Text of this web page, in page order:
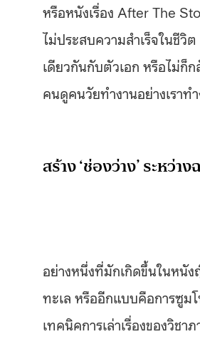
หรือหนังเรื่อง After The
ไม่ประสบความสำเร็จในชีวิ
เดียวกันกับตัวเอก หรือไม่ก็
คนดูคนวัยทำงานอย่างเรา
สร้าง ‘ช่องว่าง’ ระหว่าง
อย่างหนึ่งที่มักเกิดขึ้นในหนั
ทะเล หรืออีกแบบคือการซูม
เทคนิคการเล่าเรื่องของวิช